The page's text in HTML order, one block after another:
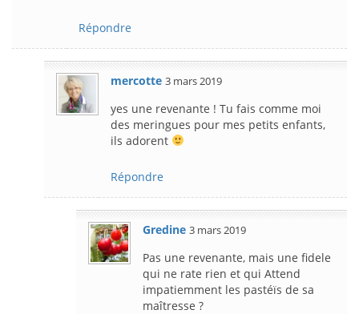
Répondre
mercotte 3 mars 2019
yes une revenante ! Tu fais comme moi
des meringues pour mes petits enfants,
ils adorent
Répondre
Gredine 3 mars 2019
Pas une revenante, mais une fidele
qui ne rate rien et qui Attend
impatiemment les pastéïs de sa
maîtresse ?